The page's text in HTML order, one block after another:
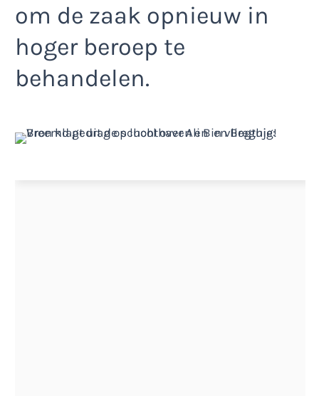
om de zaak opnieuw in
hoger beroep te
behandelen.